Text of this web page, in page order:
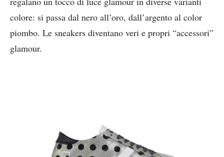
colore: si passa dal nero all’oro, dall’argento al color
piombo. Le sneakers diventano veri e propri “accessori”
glamour.